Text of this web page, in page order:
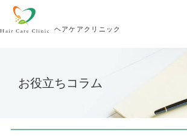
ヘアケアクリニック
お役立ちコラム